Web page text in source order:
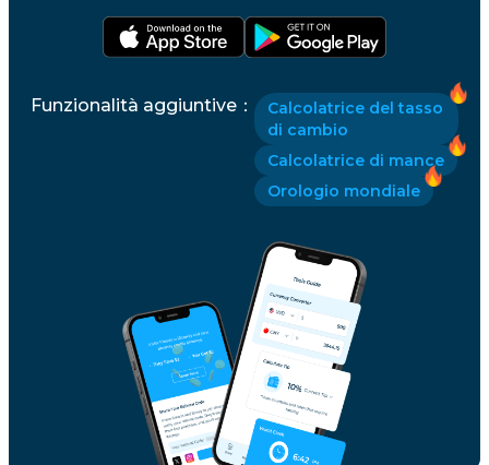
Funzionalità aggiuntive ：
Calcolatrice del tasso
di cambio
Calcolatrice di mance
Orologio mondiale